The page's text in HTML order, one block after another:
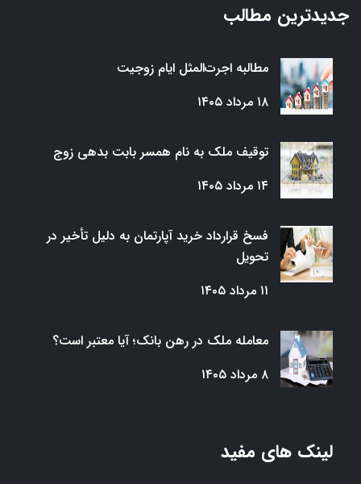
جدیدترین مطالب
مطالبه اجرت‌المثل ایام زوجیت
۱۸ مرداد ۱۴۰۵
توقیف ملک به نام همسر بابت بدهی زوج
۱۴ مرداد ۱۴۰۵
فسخ قرارداد خرید آپارتمان به دلیل تأخیر در
تحویل
۱۱ مرداد ۱۴۰۵
معامله ملک در رهن بانک؛ آیا معتبر است؟
۸ مرداد ۱۴۰۵
لینک های مفید